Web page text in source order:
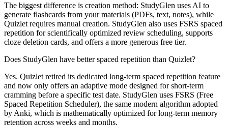
The biggest difference is creation method: StudyGlen uses AI to
generate flashcards from your materials (PDFs, text, notes), while
Quizlet requires manual creation. StudyGlen also uses FSRS spaced
repetition for scientifically optimized review scheduling, supports
cloze deletion cards, and offers a more generous free tier.
Does StudyGlen have better spaced repetition than Quizlet?
Yes. Quizlet retired its dedicated long-term spaced repetition feature
and now only offers an adaptive mode designed for short-term
cramming before a specific test date. StudyGlen uses FSRS (Free
Spaced Repetition Scheduler), the same modern algorithm adopted
by Anki, which is mathematically optimized for long-term memory
retention across weeks and months.